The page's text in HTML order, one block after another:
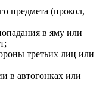
предмета (прокол,
в яму или
третьих лиц или
в автогонках или